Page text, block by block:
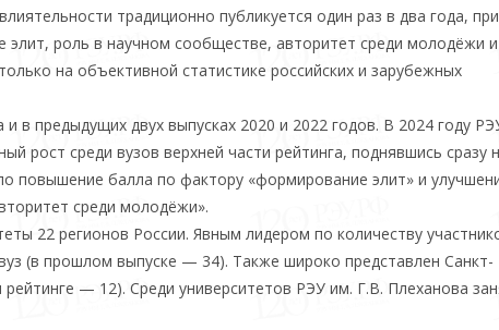
традиционно публикуется один раз в два года, при
элит, роль в научном сообществе, авторитет среди молодёжи и
на объективной статистике российских и зарубежных
в предыдущих двух выпусках 2020 и 2022 годов. В 2024 году
рост среди вузов верхней части рейтинга, поднявшись сразу
повышение балла по фактору «формирование элит» и
среди молодёжи».
22 регионов России. Явным лидером по количеству
(в прошлом выпуске — 34). Также широко представлен Санкт-
— 12). Среди университетов РЭУ им. Г.В. Плеханова